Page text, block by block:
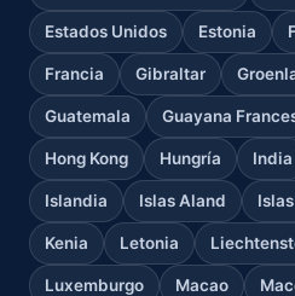
Estados Unidos Estonia
Francia Gibraltar
Guatemala Guayana
Hong Kong Hungría India
Islandia Islas Aland
Kenia Letonia
Luxemburgo Macao